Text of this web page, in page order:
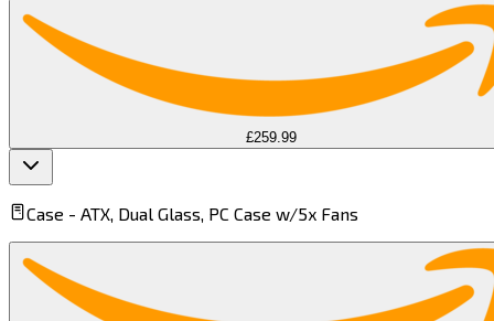
£259.99
Case - ATX, Dual Glass, PC Case w/5x Fans​​​​‌ ‍ ​‍​‍‌‍ ‌ ​‍‌‍‍‌‌‍‌ ‌‍‍‌‌‍ ‍​‍​‍​ ‍‍​‍​‍‌ ​ ‌‍​‌‌‍ ‍‌‍‍‌‌ ‌​‌ ‍‌​‍ ‍‌‍‍‌‌‍ ​‍​‍​‍ ​​‍​‍‌‍‍​‌ ​‍‌‍‌‌‌‍‌‍​‍​‍​ ‍‍​‍​‍​‍ ‌‍​‌‌‍‌​‌‍ ‌‌‍‍‌‌‍ ‍​‍ ‌‍‍‌‌‍ ‍‌ ‌​‌‍‌‌‌‍ ‍‌ ‌​​‍ ‌‍‌‌‌‍‌​‌‍‍‌‌ ‌​​‍ ‌‍ ‌‌‍ ‌‍‌​‌‍‌‌​ ‌‌ ​​‌ ​‍‌‍‌‌‌ ​ ‌‍‌‌‌‍ ‍‌ ‌​‌‍​‌‌ ‌​‌‍‍‌‌‍ ‌‍ ‍​ ‍ ‌‍‍‌‌‍‌​​ ‌​ ​​​ ​‍​ ‌‍​ ​‌​ ​‍‌‍​‍​ ‍‌​ ​ ​‍ ‌‌‍​‌​ ‌​​ ‌‍​ ​‌​‍ ‌​ ‌​​ ‌ ‌‍​ ​ ‌‍​‍ ‌‌‍​‌​ ‌​​ ‍​‌‍‌‌​‍ ‌​ ‍‌‌‍​ ​ ‍‌‌‍‌‌‌‍‌​‌‍‌​‌‍​‌‌‍​‌​ ‌‌​ ​ ​ ‌‍​ ​ ​ ‍ ‌ ‌​‌ ‍‌‌ ​​‌‍‌‌​ ‌‌ ​​‌‍​ ‌‍​ ‌‍​‌‌ ​ ‌‍‌‌​ ‍ ‌ ​​‌‍​‌‌ ‌​‌‍‍​​ ‌‌‍ ‍‌‍​‌‌‍ ‌‌‍‌‌​ ‌‍​‍‌‍​‌‌ ​ ‌‍‌‌‌‌‌‌‌ ​‍‌‍ ​​ ‌​‍‌‌​ ​‍‌​‌‍‌‍​‌‌‍‌​‌‍ ‌‌‍‍‌‌‍ ‍​‍‌‍‌‍‍‌‌‍‌​​ ‌​ ​​​ ​‍​ ‌‍​ ​‌​ ​‍‌‍​‍​ ‍‌​ ​ ​‍ ‌‌‍​‌​ ‌​​ ‌‍​ ​‌​‍ ‌​ ‌​​ ‌ ‌‍​ ​ ‌‍​‍ ‌‌‍​‌​ ‌​​ ‍​‌‍‌‌​‍ ‌​ ‍‌‌‍​ ​ ‍‌‌‍‌‌‌‍‌​‌‍‌​‌‍​‌‌‍​‌​ ‌‌​ ​ ​ ‌‍​ ​ ​‍‌‍‌ ‌​‌ ‍‌‌ ​​‌‍‌‌​ ‌‌ ​​‌‍​ ‌‍​ ‌‍​‌‌ ​ ‌‍‌‌​‍‌‍‌ ​​‌‍​‌‌ ‌​‌‍‍​​ ‌‌‍ ‍‌‍​‌‌‍ ‌‌‍‌‌​‍‌‍‌ ​​‌‍‌‌‌ ​‍‌ ​ ‌ ​​‌‍‌‌‌‍​ ‌ ‌​‌‍‍‌‌ ‌‍‌‍‌‌​ ‌‌ ​​‌ ‌‌‌‍​‍‌‍ ​‌‍‍‌‌ ​ ‌‍‍​‌‍‌‌‌‍‌​​‍​‍‌ ‌